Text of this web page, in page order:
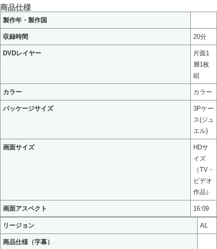
商品仕様
製作年・製作国
収録時間 20分
DVDレイヤー
片面1
層1枚
組
カラー カラー
パッケージサイズ
3Pケー
ス(ジュ
エル)
画面サイズ
HDサ
イズ
（TV・
ビデオ
作品）
画面アスペクト 16:09
リージョン AL
商品仕様（字幕）